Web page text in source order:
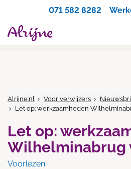
071 582 8282
Alrijne.nl Voor verwijzers
Let op: werkzaamheden
Let op:
Wilhelminabrug
Voorlezen